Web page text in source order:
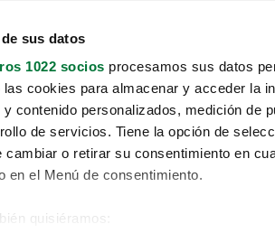
sus datos
1022 socios procesamos sus datos
cookies para almacenar y acceder la
contenido personalizados, medición de
de servicios. Tiene la opción de
cambiar o retirar su consentimiento en
en el Menú de consentimiento.
quisiéramos: